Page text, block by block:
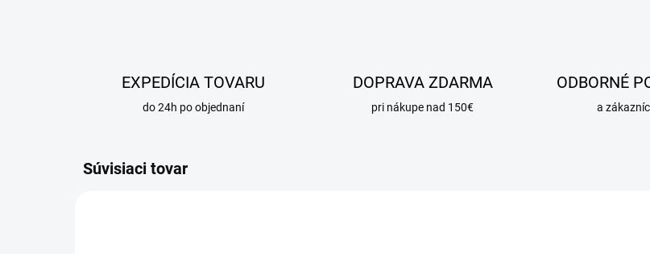
EXPEDÍCIA TOVARU
do 24h po objednaní
DOPRAVA ZDARMA
pri nákupe nad 150€
ODBORNÉ
a
Súvisiaci tovar